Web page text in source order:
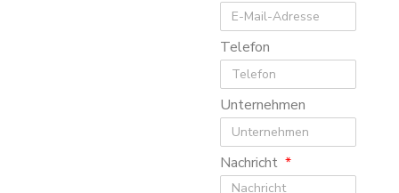
Telefon
Unternehmen
Nachricht